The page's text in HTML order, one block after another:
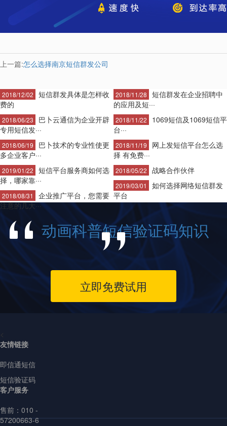
上一篇:怎么选择南京短信群发公司
2018/12/02
短信群发具体是怎样收
费的
2018/06/23
巴卜云通信为企业开辟
专用短信发···
2018/06/19
巴卜技术的专业性使更
多企业客户···
2019/01/22
短信平台服务商如何选
择，哪家靠···
2018/08/31
企业推广平台，您需要
注意的几大···
2018/11/28
短信群发在企业招聘中
的应用及短···
2018/11/22
1069短信及1069短信平
台···
2018/11/19
网上发短信平台怎么选
择 有免费···
2018/05/22 战略合作伙伴
2019/03/01
如何选择网络短信群发
平台
动画科普短信验证码知识
立即免费试用
<
友情链接
即信通短信
短信验证码
客户服务
售前： 010 -
57200663-6